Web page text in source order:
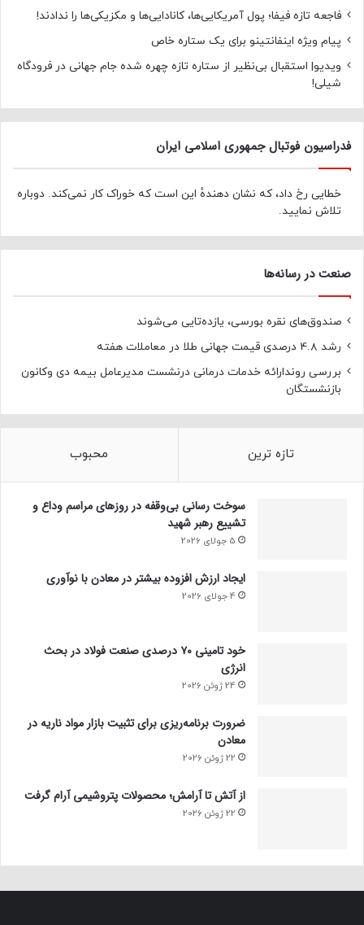
فاجعه تازه فیفا؛ پول آمریکایی‌ها، کانادایی‌ها و مکزیکی‌ها را ندادند!
پیام ویژه اینفانتینو برای یک ستاره خاص
ویدیو| استقبال بی‌نظیر از ستاره تازه چهره شده جام جهانی در فرودگاه
شیلی!
فدراسیون فوتبال جمهوری اسلامی ایران
خطایی رخ داد، که نشان دهندهٔ این است که خوراک کار نمی‌کند. دوباره
تلاش نمایید.
صنعت در رسانه‌ها
صندوق‌های نقره بورسی، یازده‌تایی می‌شوند
رشد 4.8 درصدی قیمت جهانی طلا در معاملات هفته
بررسی روندارائه خدمات درمانی درنشست مدیرعامل بیمه دی وکانون
بازنشستگان
تازه ترین محبوب
سوخت رسانی بی‌وقفه در روز‌های مراسم وداع و
تشییع رهبر شهید
5 جولای 2026
ایجاد ارزش افزوده بیشتر در معادن با نوآوری
4 جولای 2026
خود تامینی ۷۰ درصدی صنعت فولاد در بحث
انرژی
24 ژوئن 2026
ضرورت برنامه‌ریزی برای تثبیت بازار مواد ناریه در
معادن
22 ژوئن 2026
از آتش تا آرامش؛ محصولات پتروشیمی آرام گرفت
22 ژوئن 2026